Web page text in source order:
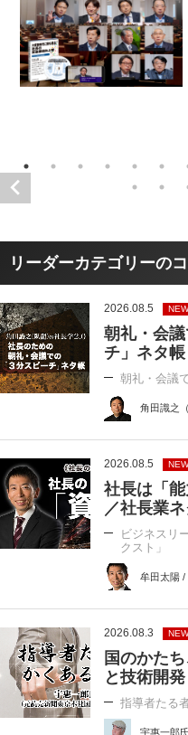
リーダーカテゴリーの
2026.08.5 NEW
朝礼・会
チ」ネタ帳
朝礼・会議
角田識之
2026.08.5 NEW
社長は「
／社長業
ビジネスリ
クスト」
牟田太陽 /
2026.08.3 NEW
国のかた
と技術開発
指導者たる
宇惠一郎